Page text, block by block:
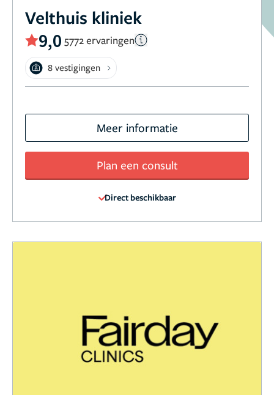
Velthuis kliniek
9,0 5772 ervaringen
8 vestigingen
Meer informatie
Plan een consult
Direct beschikbaar